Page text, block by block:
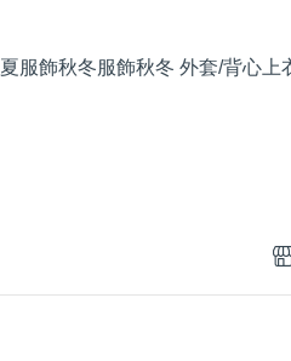
服飾秋冬服飾秋冬 外套/背心上